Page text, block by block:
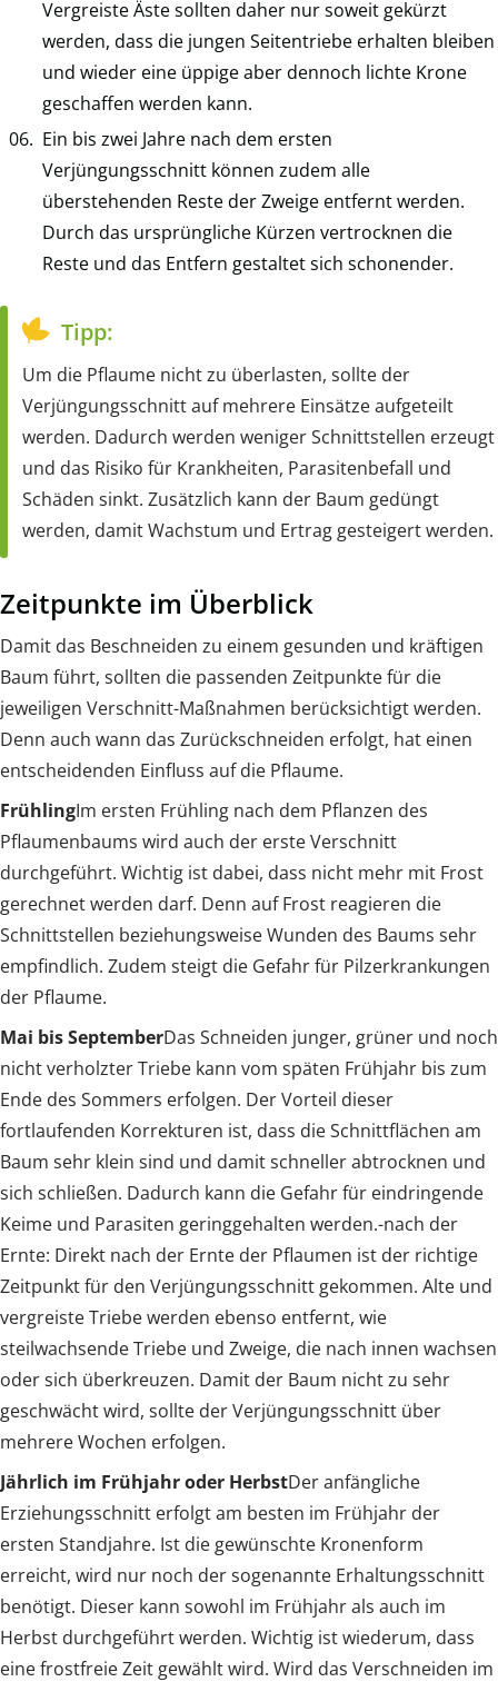
Vergreiste Äste sollten daher nur soweit gekürzt
werden, dass die jungen Seitentriebe erhalten bleiben
und wieder eine üppige aber dennoch lichte Krone
geschaffen werden kann.
Ein bis zwei Jahre nach dem ersten
Verjüngungsschnitt können zudem alle
überstehenden Reste der Zweige entfernt werden.
Durch das ursprüngliche Kürzen vertrocknen die
Reste und das Entfern gestaltet sich schonender.
Tipp:
Um die Pflaume nicht zu überlasten, sollte der
Verjüngungsschnitt auf mehrere Einsätze aufgeteilt
werden. Dadurch werden weniger Schnittstellen erzeugt
und das Risiko für Krankheiten, Parasitenbefall und
Schäden sinkt. Zusätzlich kann der Baum gedüngt
werden, damit Wachstum und Ertrag gesteigert werden.
Zeitpunkte im Überblick
Damit das Beschneiden zu einem gesunden und kräftigen
Baum führt, sollten die passenden Zeitpunkte für die
jeweiligen Verschnitt-Maßnahmen berücksichtigt werden.
Denn auch wann das Zurückschneiden erfolgt, hat einen
entscheidenden Einfluss auf die Pflaume.
FrühlingIm ersten Frühling nach dem Pflanzen des
Pflaumenbaums wird auch der erste Verschnitt
durchgeführt. Wichtig ist dabei, dass nicht mehr mit Frost
gerechnet werden darf. Denn auf Frost reagieren die
Schnittstellen beziehungsweise Wunden des Baums sehr
empfindlich. Zudem steigt die Gefahr für Pilzerkrankungen
der Pflaume.
Mai bis SeptemberDas Schneiden junger, grüner und noch
nicht verholzter Triebe kann vom späten Frühjahr bis zum
Ende des Sommers erfolgen. Der Vorteil dieser
fortlaufenden Korrekturen ist, dass die Schnittflächen am
Baum sehr klein sind und damit schneller abtrocknen und
sich schließen. Dadurch kann die Gefahr für eindringende
Keime und Parasiten geringgehalten werden.-nach der
Ernte: Direkt nach der Ernte der Pflaumen ist der richtige
Zeitpunkt für den Verjüngungsschnitt gekommen. Alte und
vergreiste Triebe werden ebenso entfernt, wie
steilwachsende Triebe und Zweige, die nach innen wachsen
oder sich überkreuzen. Damit der Baum nicht zu sehr
geschwächt wird, sollte der Verjüngungsschnitt über
mehrere Wochen erfolgen.
Jährlich im Frühjahr oder HerbstDer anfängliche
Erziehungsschnitt erfolgt am besten im Frühjahr der
ersten Standjahre. Ist die gewünschte Kronenform
erreicht, wird nur noch der sogenannte Erhaltungsschnitt
benötigt. Dieser kann sowohl im Frühjahr als auch im
Herbst durchgeführt werden. Wichtig ist wiederum, dass
eine frostfreie Zeit gewählt wird. Wird das Verschneiden im